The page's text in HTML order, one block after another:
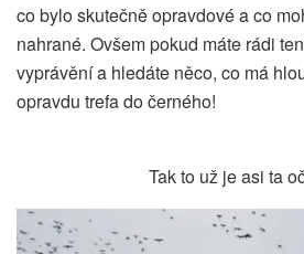
co bylo skutečně opravdové a co
nahrané. Ovšem pokud máte rádi
vyprávění a hledáte něco, co má
opravdu trefa do černého!
Tak to už je asi ta